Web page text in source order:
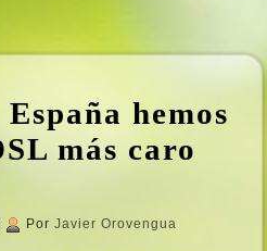
hemos
más caro
Por Javier Orovengua